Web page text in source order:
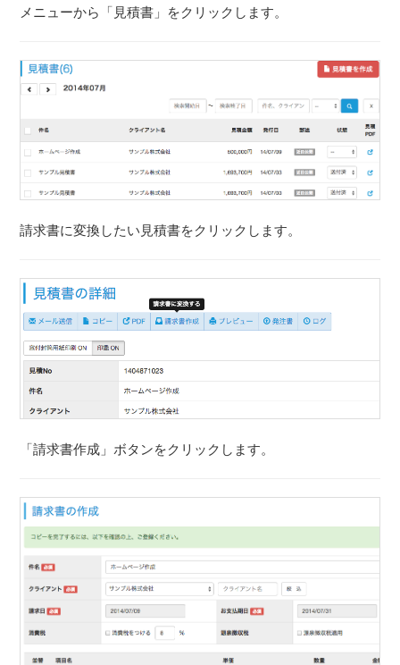
メニューから「見積書」をクリックします。
請求書に変換したい見積書をクリックします。
「請求書作成」ボタンをクリックします。